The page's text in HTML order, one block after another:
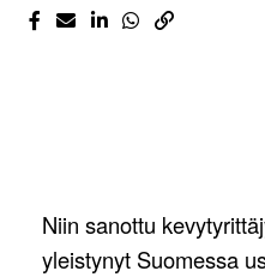
Niin sanottu
yleistynyt Suomessa